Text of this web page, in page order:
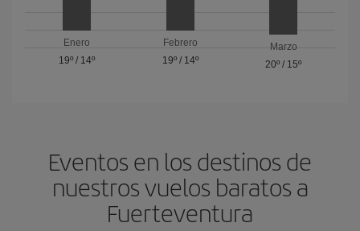
Enero
19º/ 14º
Febrero
19º/ 14º
Marzo
20º / 15º
Eventos en los destinos de
nuestros vuelos baratos a
Fuerteventura